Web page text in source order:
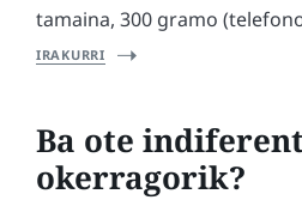
tamaina, 300 gramo
IRAKURRI
Ba ote
okerragorik?